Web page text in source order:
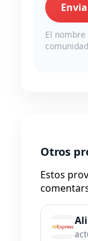
El
Otros
Estos